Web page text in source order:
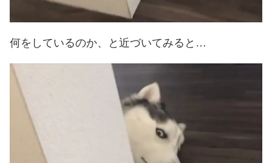
何をしているのか、と近づいてみると…